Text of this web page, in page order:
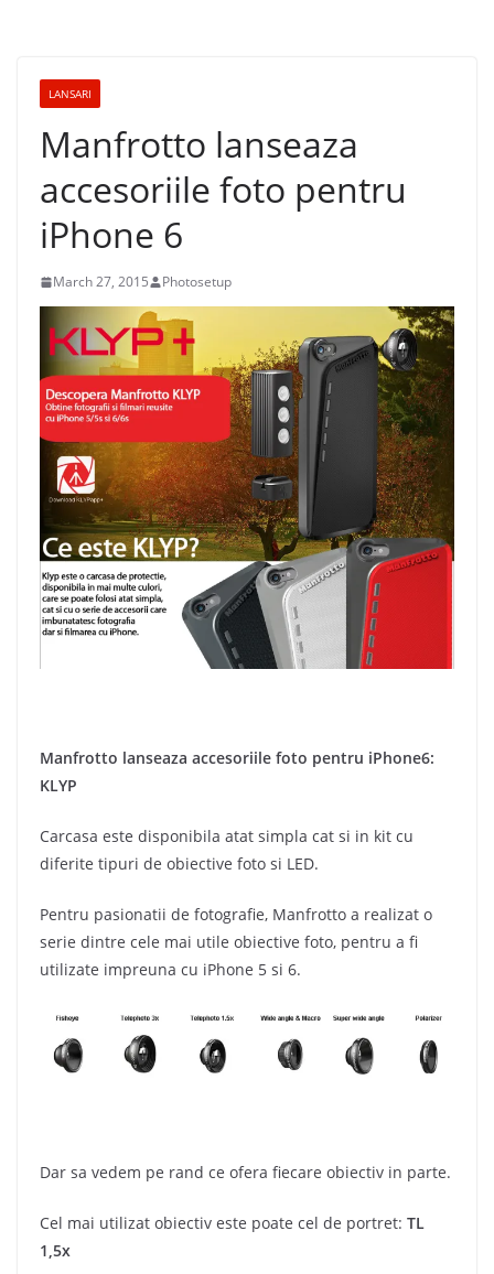
LANSARI
Manfrotto lanseaza
accesoriile foto pentru
iPhone 6
March 27, 2015 Photosetup
Manfrotto lanseaza accesoriile foto pentru iPhone6:
KLYP
Carcasa este disponibila atat simpla cat si in kit cu
diferite tipuri de obiective foto si LED.
Pentru pasionatii de fotografie, Manfrotto a realizat o
serie dintre cele mai utile obiective foto, pentru a fi
utilizate impreuna cu iPhone 5 si 6.
Dar sa vedem pe rand ce ofera fiecare obiectiv in parte.
Cel mai utilizat obiectiv este poate cel de portret: TL
1,5x